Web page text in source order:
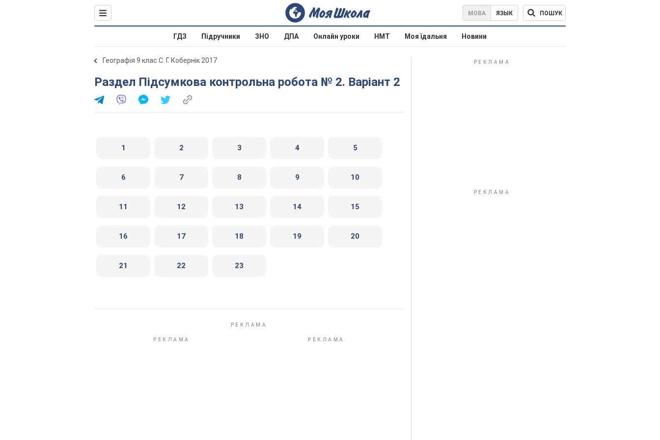
МОВА ЯЗЫК ПОШУК
ГДЗ Підручники ЗНО ДПА Онлайн уроки НМТ Моя їдальня Новини
Географія 9 клас С. Г. Кобернік 2017
Раздел Підсумкова контрольна робота № 2. Варіант 2
1 2 3 4 5
6 7 8 9 10
11 12 13 14 15
16 17 18 19 20
21 22 23